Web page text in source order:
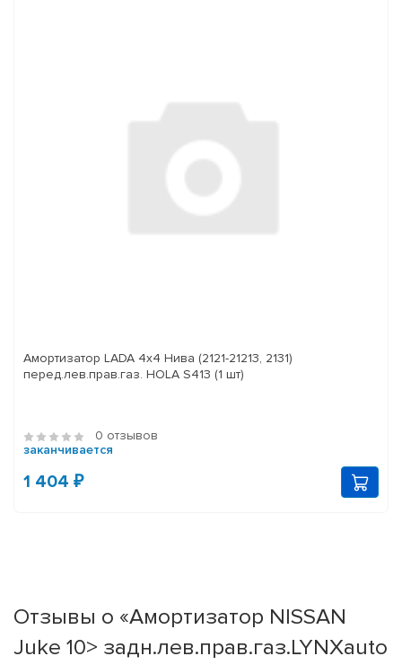
Амортизатор LADA 4x4 Нива (2121-21213, 2131)
перед.лев.прав.газ. HOLA S413 (1 шт)
0 отзывов
заканчивается
1 404 ₽
Отзывы о «Амортизатор NISSAN
Juke 10> задн.лев.прав.газ.LYNXauto